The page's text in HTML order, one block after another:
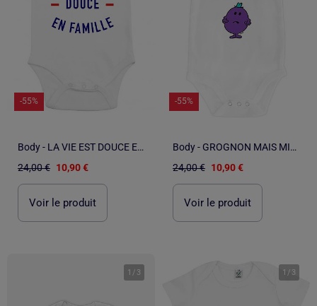
-55%
Body - LA VIE EST DOUCE EN FAMILLE
24,00 € 10,90 €
Voir le produit
-55%
Body - GROGNON MAIS MIGNON 2
24,00 € 10,90 €
Voir le produit
1 / 3 1 / 3